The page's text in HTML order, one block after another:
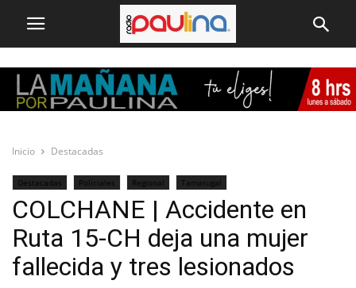
Inicio Destacadas
Destacadas Policiales Regional Tamarugal
COLCHANE | Accidente en
Ruta 15-CH deja una mujer
fallecida y tres lesionados